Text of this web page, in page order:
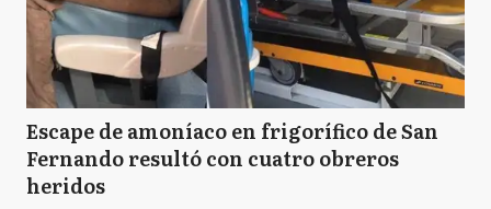
Escape de amoníaco en frigorífico de San
Fernando resultó con cuatro obreros
heridos